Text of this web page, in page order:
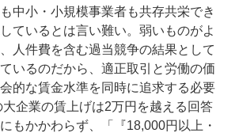
中小・小規模事業者も共存共栄でき
ているとは言い難い。弱いものがよ
人件費を含む過当競争の結果として
いるのだから、適正取引と労働の価
的な賃金水準を同時に追求する必要
企業の賃上げは2万円を越える回答
もかかわらず、「『18,000円以上・